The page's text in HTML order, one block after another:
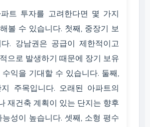
트 투자를 고려한다면 몇 가지
볼 수 있습니다. 첫째, 중장기 보
. 강남권은 공급이 제한적이고
으로 발생하기 때문에 장기 보유
익을 기대할 수 있습니다. 둘째,
주목입니다. 오래된 아파트의
재건축 계획이 있는 단지는 향후
성이 높습니다. 셋째, 소형 평수